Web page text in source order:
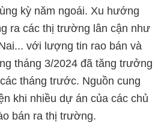
kỳ năm ngoái. Xu hướng
ra các thị trường lân cận như
với lượng tin rao bán và
tháng 3/2024 đã tăng trưởng
tháng trước. Nguồn cung
khi nhiều dự án của các chủ
bán ra thị trường.